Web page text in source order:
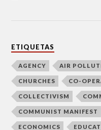
ETIQUETAS
AGENCY AIR
CHURCHES CO-
COLLECTIVISM
COMMUNIST MANIFEST
ECONOMICS